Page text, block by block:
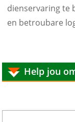
dienservaring te
en betroubare
Help jou